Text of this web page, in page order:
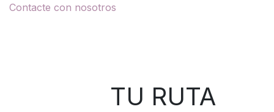
Contacte con nosotros
TU RUTA